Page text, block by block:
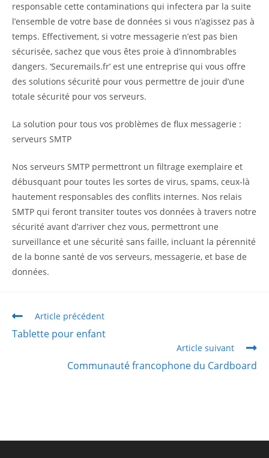
responsable cette contaminations qui infectera par la suite
l’ensemble de votre base de données si vous n’agissez pas à
temps. Effectivement, si votre messagerie n’est pas bien
sécurisée, sachez que vous êtes proie à d’innombrables
dangers. ‘Securemails.fr’ est une entreprise qui vous offre
des solutions sécurité pour vous permettre de jouir d’une
totale sécurité pour vos serveurs.
La solution pour tous vos problèmes de flux messagerie :
serveurs SMTP
Nos serveurs SMTP permettront un filtrage exemplaire et
débusquant pour toutes les sortes de virus, spams, ceux-là
hautement responsables des conflits internes. Nos relais
SMTP qui feront transiter toutes vos données à travers notre
sécurité avant d’arriver chez vous, permettront une
surveillance et une sécurité sans faille, incluant la pérennité
de la bonne santé de vos serveurs, messagerie, et base de
données.
Article précédent
Tablette pour enfant
Article suivant
Communauté francophone du Cardboard